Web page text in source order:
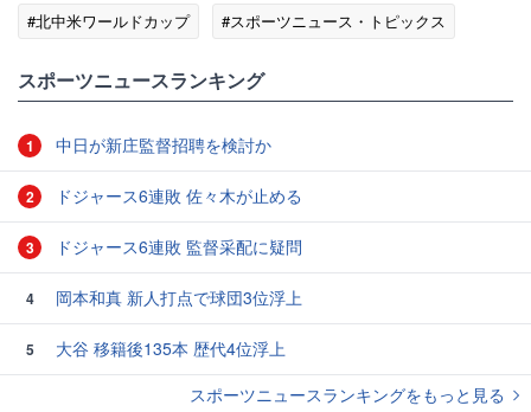
#北中米ワールドカップ
#スポーツニュース・トピックス
スポーツニュースランキング
1 中日が新庄監督招聘を検討か
2 ドジャース6連敗 佐々木が止める
3 ドジャース6連敗 監督采配に疑問
4 岡本和真 新人打点で球団3位浮上
5
大谷 移籍後135本 歴代4位浮上
スポーツニュースランキングをもっと見る